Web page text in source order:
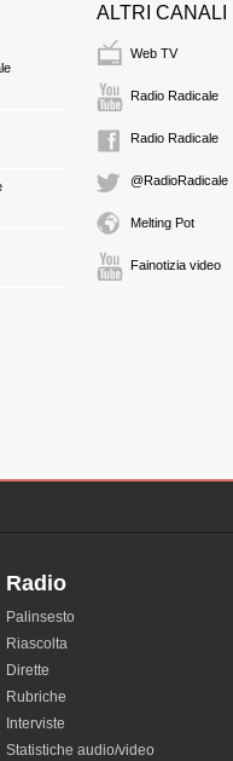
ALTRI CANALI
Web TV
Radio Radicale
Radio Radicale
@RadioRadicale
Melting Pot
Fainotizia video
Radio
Palinsesto
Riascolta
Dirette
Rubriche
Interviste
Statistiche audio/video